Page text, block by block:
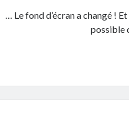
… Le fond d’écran a changé !
possible